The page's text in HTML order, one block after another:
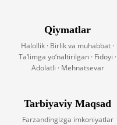
Qiymatlar
Halollik · Birlik va muhabbat ·
Ta’limga yo‘naltirilgan · Fidoyi ·
Adolatli · Mehnatsevar
Tarbiyaviy Maqsad
Farzandingizga imkoniyatlar